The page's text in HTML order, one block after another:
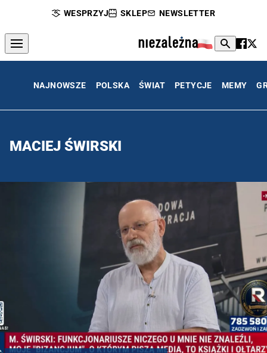
WESPRZYJ SKLEP NEWSLETTER
NAJNOWSZE POLSKA ŚWIAT PETYCJE MEMY
MACIEJ ŚWIRSKI